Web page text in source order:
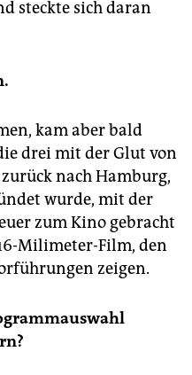
steckte sich daran
kam aber bald
drei mit der Glut von
nach Hamburg,
wurde, mit der
zum Kino gebracht
Milimeter-Film, den
zeigen.